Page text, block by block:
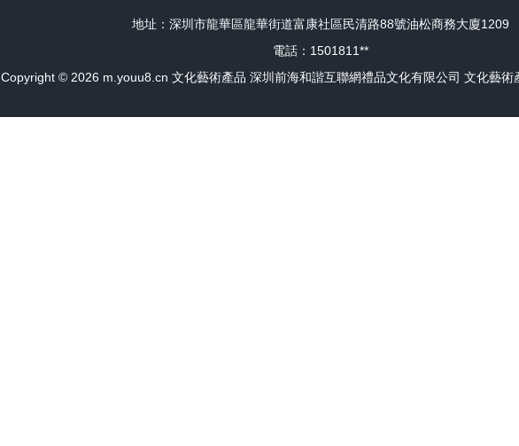
地址：深圳市龍華區龍華街道富康社區民清路88號油松商務大廈1209
電話：1501811**
Copyright © 2026 m.youu8.cn 文化藝術產品 深圳前海和諧互聯網禮品文化有限公司 文化藝術